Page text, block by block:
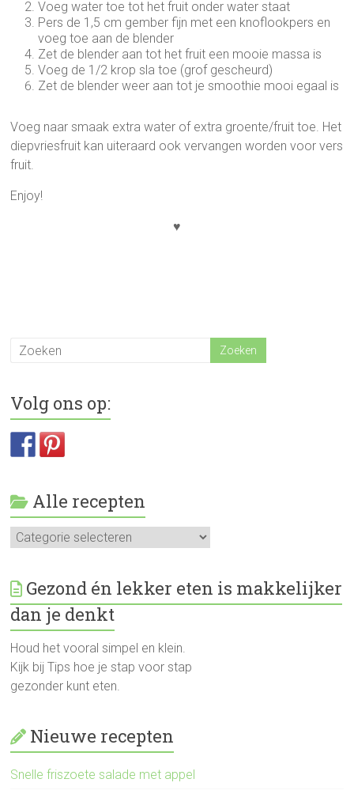
Voeg water toe tot het fruit onder water staat
Pers de 1,5 cm gember fijn met een knoflookpers en
voeg toe aan de blender
Zet de blender aan tot het fruit een mooie massa is
Voeg de 1/2 krop sla toe (grof gescheurd)
Zet de blender weer aan tot je smoothie mooi egaal is
Voeg naar smaak extra water of extra groente/fruit toe. Het
diepvriesfruit kan uiteraard ook vervangen worden voor vers
fruit.
Enjoy!
♥
Volg ons op:
Alle recepten
Alle
recepten
Gezond én lekker eten is makkelijker
dan je denkt
Houd het vooral simpel en klein.
Kijk bij Tips hoe je stap voor stap
gezonder kunt eten.
Nieuwe recepten
Snelle friszoete salade met appel